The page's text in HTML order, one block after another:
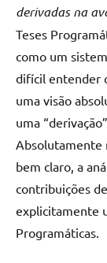
derivadas na
Teses
como um
difícil entender
uma visão
uma
Absolutamente
bem claro, a
contribuições
explicitamente
Programáticas.